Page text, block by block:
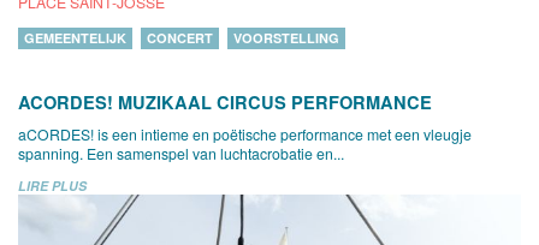
GEMEENTELIJK CONCERT VOORSTELLING
ACORDES! MUZIKAAL CIRCUS PERFORMANCE
aCORDES! is een intieme en poëtische performance met een vleugje
spanning. Een samenspel van luchtacrobatie en...
LIRE PLUS